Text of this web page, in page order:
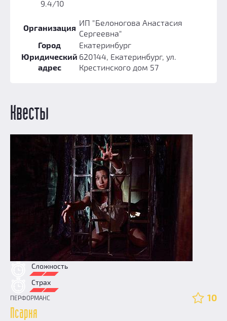
Партнерам
9.4/10
Организация
ИП "Белоногова Анастасия
Сергеевна"
Город
Екатеринбург
Юридический
адрес
620144, Екатеринбург, ул.
Крестинского дом 57
Квесты
Сложность
Страх
ПЕРФОРМАНС 10
Псарня